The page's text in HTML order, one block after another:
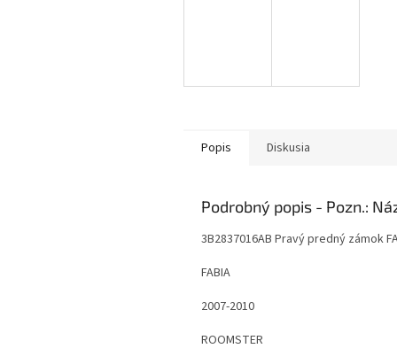
Popis Diskusia
Podrobný popis
3B2837016AB Pravý predný zámok
FABIA
2007-2010
ROOMSTER